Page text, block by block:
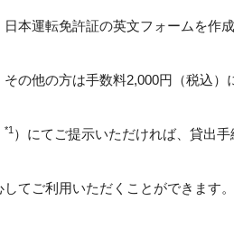
本運転免許証の英文フォームを作成
の他の方は手数料2,000円（税込）
*1 ）にてご提示いただければ、貸出手
てご利用いただくことができます